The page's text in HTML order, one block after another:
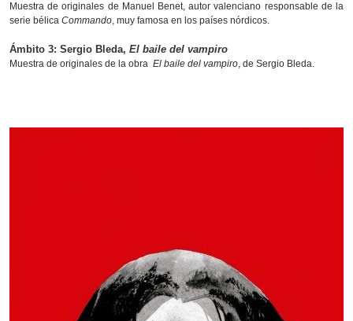
Muestra de originales de Manuel Benet, autor valenciano responsable de la
serie bélica Commando, muy famosa en los países nórdicos.
Ámbito 3: Sergio Bleda, El baile del vampiro
Muestra de originales de la obra El baile del vampiro, de Sergio Bleda.